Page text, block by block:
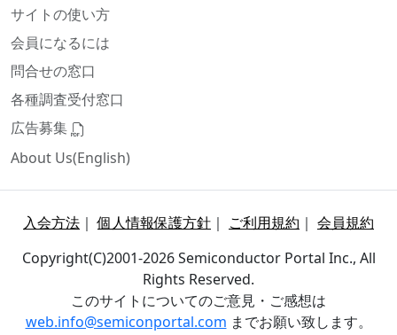
サイトの使い方
会員になるには
問合せの窓口
各種調査受付窓口
広告募集
About Us(English)
入会方法 ｜個人情報保護方針 ｜ ご利用規約 ｜ 会員規約
Copyright(C)2001-2026 Semiconductor Portal Inc., All
Rights Reserved.
このサイトについてのご意見・ご感想は
web.info@semiconportal.com までお願い致します。